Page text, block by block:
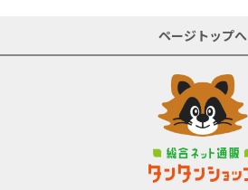
ページトップへ